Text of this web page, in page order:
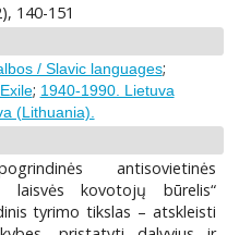
140-151
/ Slavic languages;
; 1940-1990. Lietuva
(Lithuania).
antisovietinės
laisvės kovotojų būrelis“
tyrimo tikslas – atskleisti